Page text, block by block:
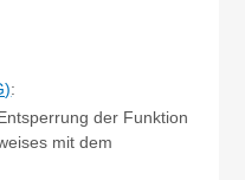
:
der Funktion
mit dem